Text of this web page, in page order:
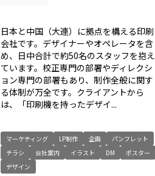
日本と中国（大連）に拠点を構える印刷
会社です。デザイナーやオペレータを含
め、日中合計で約50名のスタッフを抱え
ています。校正専門の部署やディレクシ
ョン専門の部署もあり、制作全般に関す
る体制が万全です。クライアントから
は、「印刷機を持ったデザイ...
マーケティング LP制作 企画
パンフレット
チラシ
会社案内 イラスト DM
ポスター
デザイン